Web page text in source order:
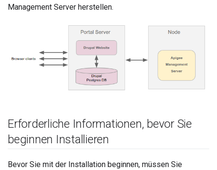
Management Server herstellen.
Erforderliche Informationen, bevor Sie
beginnen Installieren
Bevor Sie mit der Installation beginnen, müssen Sie